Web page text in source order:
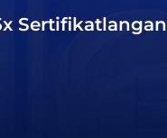
Sertifikatlangan